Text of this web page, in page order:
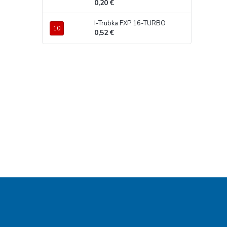
0,20 €
I-Trubka FXP 16-TURBO
0,52 €